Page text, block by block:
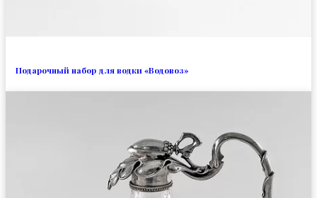
Подарочный набор для водки «Водовоз»